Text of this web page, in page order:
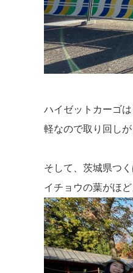
ハイゼットカーゴ
軽なので取り回し
そして、茨城県つ
イチョウの葉がほ